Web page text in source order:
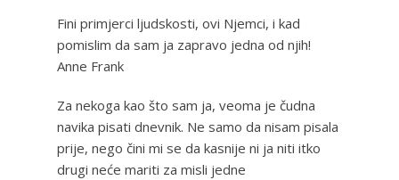
Fini primjerci ljudskosti, ovi Njemci, i kad
pomislim da sam ja zapravo jedna od njih!
Anne Frank
Za nekoga kao što sam ja, veoma je čudna
navika pisati dnevnik. Ne samo da nisam pisala
prije, nego čini mi se da kasnije ni ja niti itko
drugi neće mariti za misli jedne